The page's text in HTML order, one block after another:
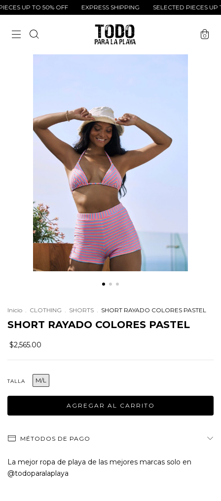
UP TO 50% OFF EXPRESS SHIPPING SELECTED PIECES UP
0
Inicio . CLOTHING . SHORTS . SHORT RAYADO COLORES PASTEL
SHORT RAYADO COLORES PASTEL
$2,565.00
TALLA M/L
MÉTODOS DE PAGO
La mejor ropa de playa de las mejores marcas solo en
@todoparalaplaya